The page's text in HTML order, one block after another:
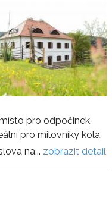
pro odpočinek,
pro milovníky kola,
na... zobrazit detail